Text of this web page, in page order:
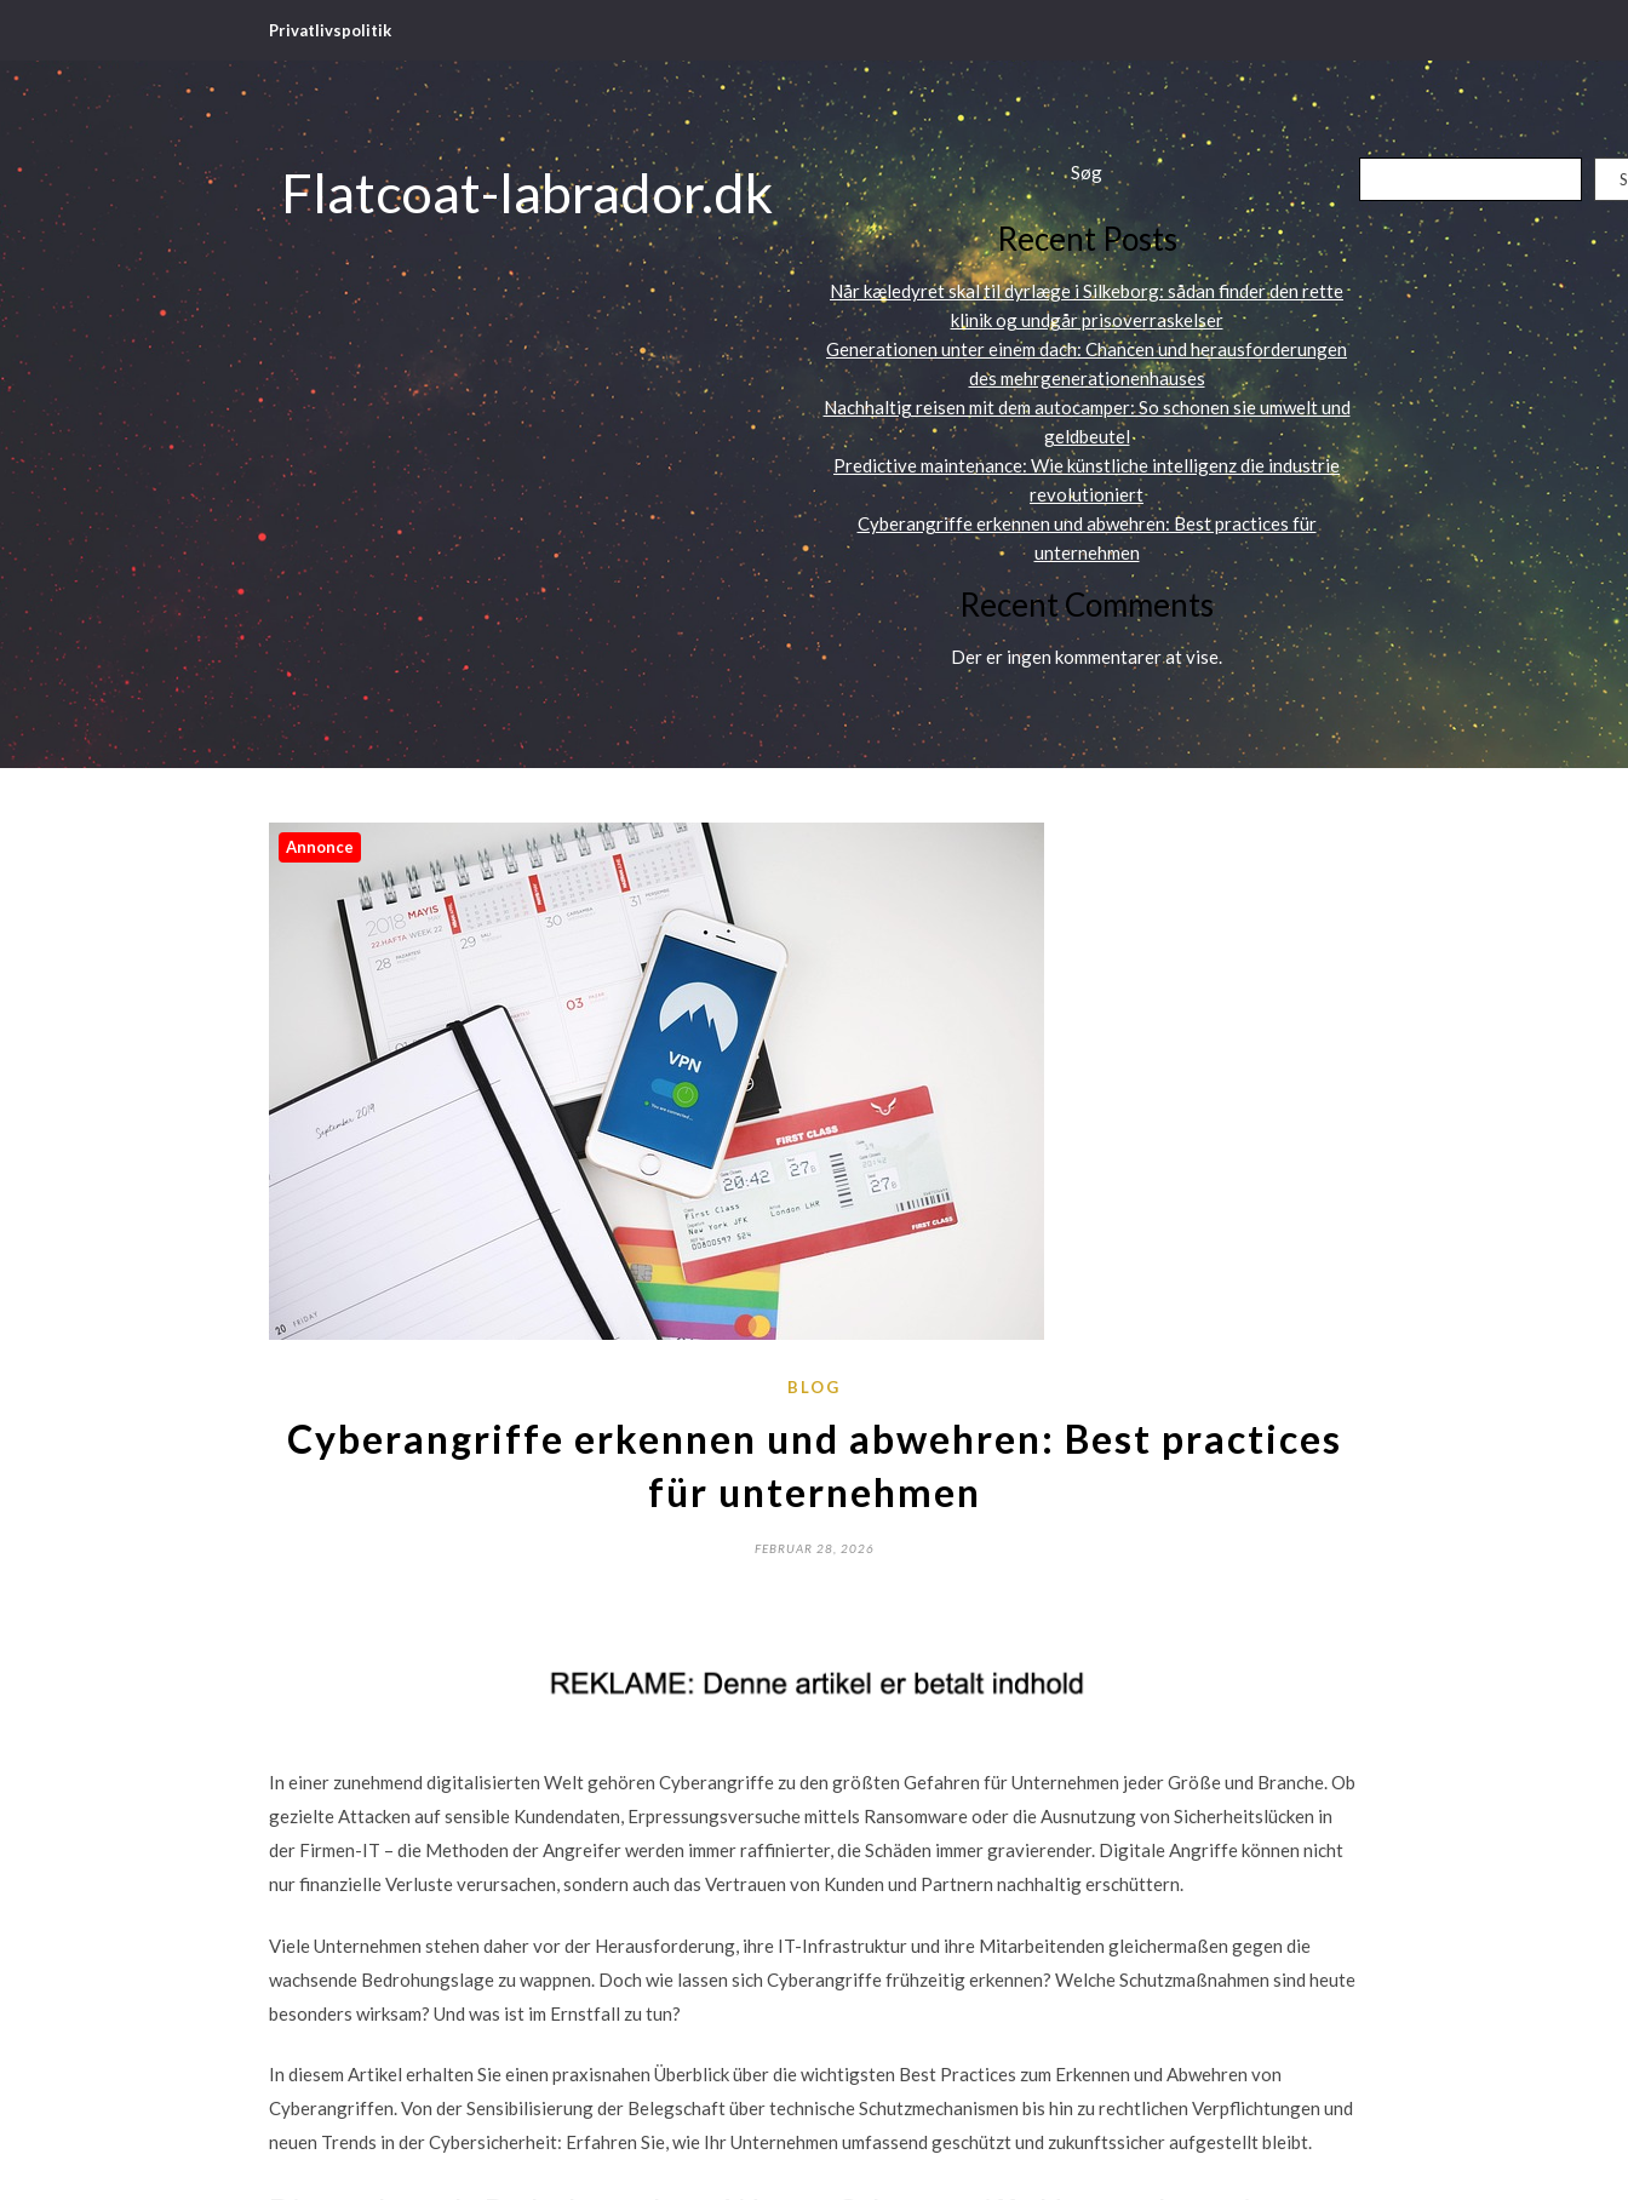
Privatlivspolitik
Flatcoat-labrador.dk Søg
Recent Posts
Når kæledyret skal til dyrlæge i Silkeborg: sådan finder den rette
klinik og undgår prisoverraskelser
Generationen unter einem dach: Chancen und herausforderungen
des mehrgenerationenhauses
Nachhaltig reisen mit dem autocamper: So schonen sie umwelt und
geldbeutel
Predictive maintenance: Wie künstliche intelligenz die industrie
revolutioniert
Cyberangriffe erkennen und abwehren: Best practices für
unternehmen
Recent Comments
Der er ingen kommentarer at vise.
Annonce
BLOG
Cyberangriffe erkennen und abwehren: Best practices
für unternehmen
FEBRUAR 28, 2026
In einer zunehmend digitalisierten Welt gehören Cyberangriffe zu den größten Gefahren für Unternehmen jeder Größe und Branche. Ob
gezielte Attacken auf sensible Kundendaten, Erpressungsversuche mittels Ransomware oder die Ausnutzung von Sicherheitslücken in
der Firmen-IT – die Methoden der Angreifer werden immer raffinierter, die Schäden immer gravierender. Digitale Angriffe können nicht
nur finanzielle Verluste verursachen, sondern auch das Vertrauen von Kunden und Partnern nachhaltig erschüttern.
Viele Unternehmen stehen daher vor der Herausforderung, ihre IT-Infrastruktur und ihre Mitarbeitenden gleichermaßen gegen die
wachsende Bedrohungslage zu wappnen. Doch wie lassen sich Cyberangriffe frühzeitig erkennen? Welche Schutzmaßnahmen sind heute
besonders wirksam? Und was ist im Ernstfall zu tun?
In diesem Artikel erhalten Sie einen praxisnahen Überblick über die wichtigsten Best Practices zum Erkennen und Abwehren von
Cyberangriffen. Von der Sensibilisierung der Belegschaft über technische Schutzmechanismen bis hin zu rechtlichen Verpflichtungen und
neuen Trends in der Cybersicherheit: Erfahren Sie, wie Ihr Unternehmen umfassend geschützt und zukunftssicher aufgestellt bleibt.